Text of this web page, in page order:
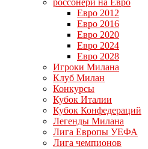
россонери на Евро
Евро 2012
Евро 2016
Евро 2020
Евро 2024
Евро 2028
Игроки Милана
Клуб Милан
Конкурсы
Кубок Италии
Кубок Конфедераций
Легенды Милана
Лига Европы УЕФА
Лига чемпионов